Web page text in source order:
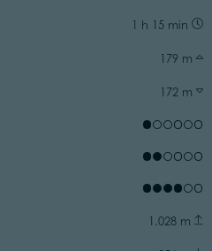
1 h 15 min
179 m
172 m
1.028 m